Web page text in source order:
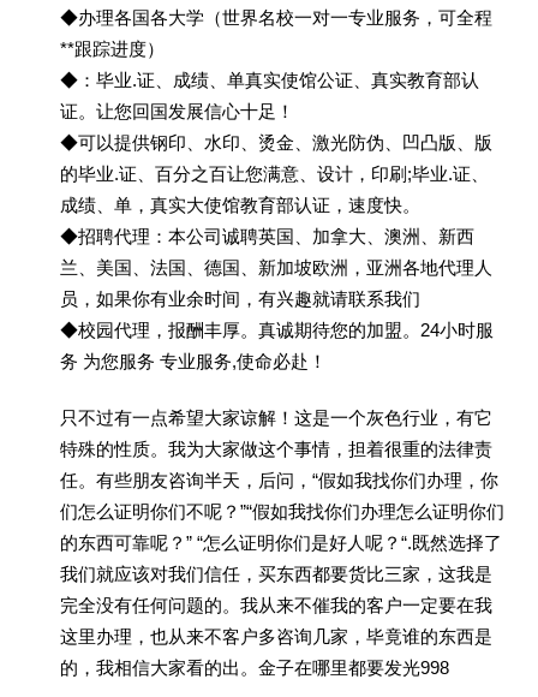
◆办理各国各大学（世界名校一对一专业服务，可全程
**跟踪进度）
◆：毕业.证、成绩、单真实使馆公证、真实教育部认
证。让您回国发展信心十足！
◆可以提供钢印、水印、烫金、激光防伪、凹凸版、版
的毕业.证、百分之百让您满意、设计，印刷;毕业.证、
成绩、单，真实大使馆教育部认证，速度快。
◆招聘代理：本公司诚聘英国、加拿大、澳洲、新西
兰、美国、法国、德国、新加坡欧洲，亚洲各地代理人
员，如果你有业余时间，有兴趣就请联系我们
◆校园代理，报酬丰厚。真诚期待您的加盟。24小时服
务 为您服务 专业服务,使命必赴！
只不过有一点希望大家谅解！这是一个灰色行业，有它
特殊的性质。我为大家做这个事情，担着很重的法律责
任。有些朋友咨询半天，后问，“假如我找你们办理，你
们怎么证明你们不呢？”“假如我找你们办理怎么证明你们
的东西可靠呢？” “怎么证明你们是好人呢？“.既然选择了
我们就应该对我们信任，买东西都要货比三家，这我是
完全没有任何问题的。我从来不催我的客户一定要在我
这里办理，也从来不客户多咨询几家，毕竟谁的东西是
的，我相信大家看的出。金子在哪里都要发光998